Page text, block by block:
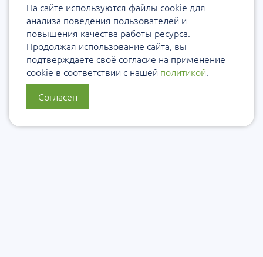
На сайте используются файлы cookie для
анализа поведения пользователей и
повышения качества работы ресурса.
Продолжая использование сайта, вы
подтверждаете своё согласие на применение
cookie в соответствии с нашей политикой.
Согласен